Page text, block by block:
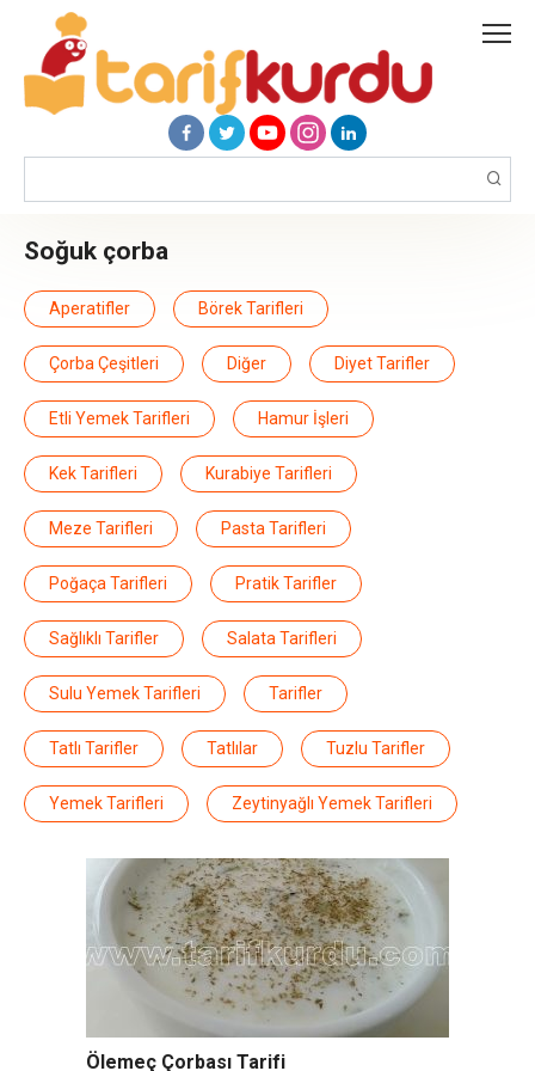
content
soğuk çorba
Aperatifler Börek Tarifleri
Çorba Çeşitleri Diğer Diyet Tarifler
Etli Yemek Tarifleri Hamur İşleri
Kek Tarifleri Kurabiye Tarifleri
Meze Tarifleri Pasta Tarifleri
Poğaça Tarifleri Pratik Tarifler
Sağlıklı Tarifler Salata Tarifleri
Sulu Yemek Tarifleri Tarifler
Tatlı Tarifler Tatlılar Tuzlu Tarifler
Yemek Tarifleri Zeytinyağlı Yemek Tarifleri
Ölemeç Çorbası Tarifi